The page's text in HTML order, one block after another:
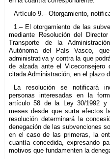
Artículo 9.– Otorgamiento,
1.– El otorgamiento de las
mediante Resolución del
Transporte de la
Autónoma del País Vasco,
administrativa y contra la que
de alzada ante el Viceconsejero
citada Administración, en el plazo
La resolución se notificará
personas interesadas en la
artículo 58 de la Ley 30/1992
meses desde que surta efectos
resolución determinará la
denegación de las subvenciones
en el caso de las primeras, la
cuantía concedida, expresando
motivos que fundamenten la